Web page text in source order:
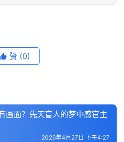
赞 (0)
画面？先天盲人的梦中感官主
2026年4月27日 下午4:27